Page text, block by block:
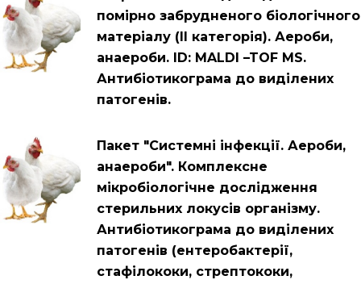
помірно забрудненого біологічного
матеріалу (ІІ категорія). Аероби,
анаероби. ID: MALDI –TOF MS.
Антибіотикограма до виділених
патогенів.
Пакет "Системні інфекції. Аероби,
анаероби". Комплексне
мікробіологічне дослідження
стерильних локусів організму.
Антибіотикограма до виділених
патогенів (ентеробактерії,
стафілококи, стрептококи,